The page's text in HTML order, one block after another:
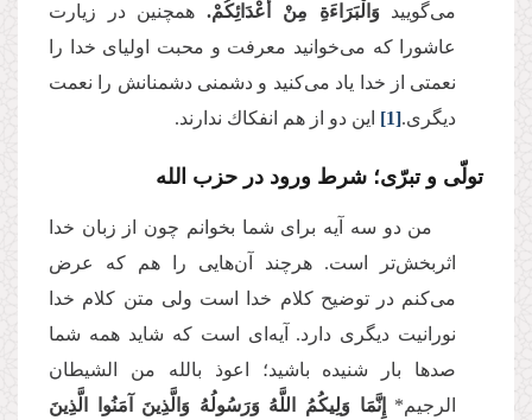
می‌گوییدوَالْبَرَاءَةِ مِنْ أَعْدَائِكُمْ.همچنین در زیارت
عاشورا كه مى‌‌خوانید معرفت و محبت اولیای خدا را
نعمتى از خدا یاد مى‌‌كنید و دشمنى دشمنانش را نعمت
دیگرى.[1] این دو از هم انفكاك ندارند.
تولّی و تبرّی؛ شرط ورود در حزب الله
من دو سه آیه برای شما بخوانم چون از زبان خدا
اثربخش‌تر است. هرچند آن‌هایی را هم كه عرض
مى‌‌كنم در توضیح كلام خدا است ولى متن كلام خدا
نورانیت دیگرى دارد. آیه‌‌اى است كه شاید همه شما
صدها بار شنیده باشید؛ اعوذ بالله من الشیطان
الرجیم*
إِنَّمَا وَلِیكُمُ اللَّهُ وَرَسُولُهُ وَالَّذِینَ آمَنُوا الَّذِینَ